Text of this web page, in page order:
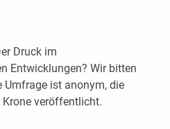
Druck im
Entwicklungen? Wir bitten
Umfrage ist anonym, die
Krone veröffentlicht.